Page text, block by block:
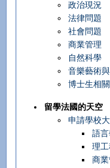
政治現況
法律問題
社會問題
商業管理
自然科學
音樂藝術
博士生相
留學法國的天空
申請學校
語
理
商